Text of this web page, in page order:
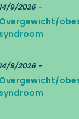
14/9/2026 -
Overgewicht/
syndroom
14/9/2026 -
Overgewicht/
syndroom